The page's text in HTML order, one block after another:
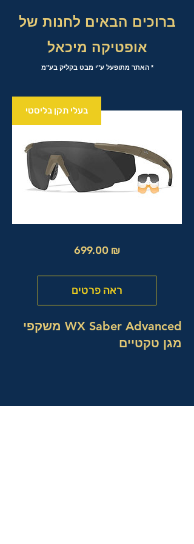
ברוכים הבאים לחנות של
אופטיקה מיכאל
* האתר מתופעל ע"י מבט בקליק בע"מ
בעלי תקן בליסטי
699.00 ₪מחיר
ראה פרטים
WX Saber Advanced משקפי
מגן טקטיים